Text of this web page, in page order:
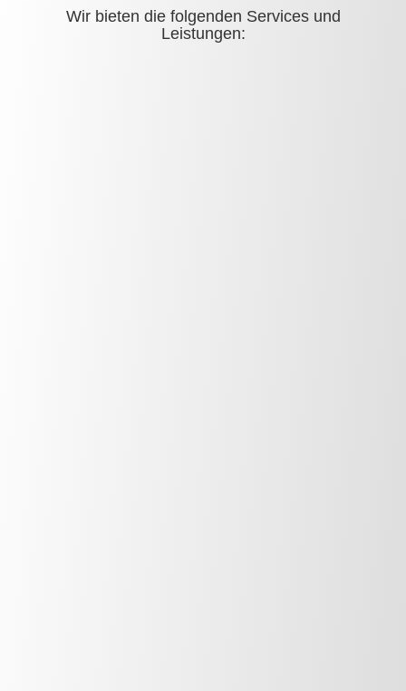
Wir bieten die folgenden Services und
Leistungen: